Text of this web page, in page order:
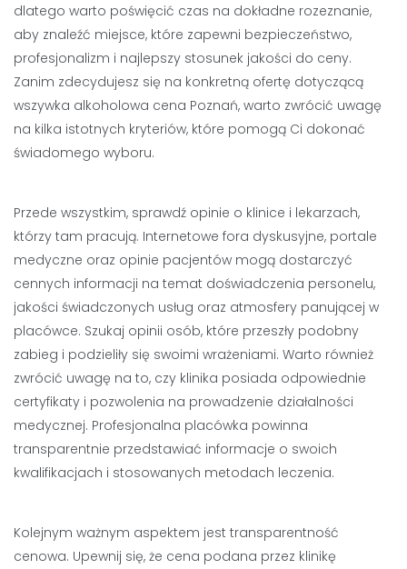
dlatego warto poświęcić czas na dokładne rozeznanie,
aby znaleźć miejsce, które zapewni bezpieczeństwo,
profesjonalizm i najlepszy stosunek jakości do ceny.
Zanim zdecydujesz się na konkretną ofertę dotyczącą
wszywka alkoholowa cena Poznań, warto zwrócić uwagę
na kilka istotnych kryteriów, które pomogą Ci dokonać
świadomego wyboru.
Przede wszystkim, sprawdź opinie o klinice i lekarzach,
którzy tam pracują. Internetowe fora dyskusyjne, portale
medyczne oraz opinie pacjentów mogą dostarczyć
cennych informacji na temat doświadczenia personelu,
jakości świadczonych usług oraz atmosfery panującej w
placówce. Szukaj opinii osób, które przeszły podobny
zabieg i podzieliły się swoimi wrażeniami. Warto również
zwrócić uwagę na to, czy klinika posiada odpowiednie
certyfikaty i pozwolenia na prowadzenie działalności
medycznej. Profesjonalna placówka powinna
transparentnie przedstawiać informacje o swoich
kwalifikacjach i stosowanych metodach leczenia.
Kolejnym ważnym aspektem jest transparentność
cenowa. Upewnij się, że cena podana przez klinikę